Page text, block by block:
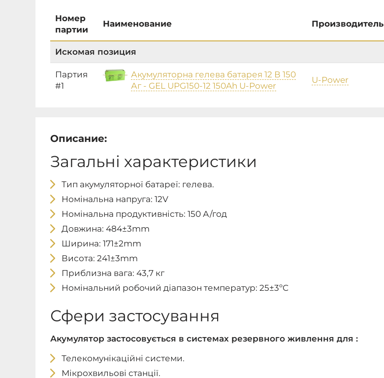
Номер
партии
Наименование Производитель
Искомая позиция
Партия
#1
Акумуляторна гелева батарея 12 В 150
Аг - GEL UPG150-12 150Ah U-Power
U-Power
Описание:
Загальні характеристики
Тип акумуляторної батареї: гелева.
Номінальна напруга: 12V
Номінальна продуктивність: 150 А/год
Довжина: 484±3mm
Ширина: 171±2mm
Висота: 241±3mm
Приблизна вага: 43,7 кг
Номінальний робочий діапазон температур: 25±3ºC
Сфери застосування
Акумулятор застосовується в системах резервного живлення для :
Телекомунікаційні системи.
Мікрохвильові станції.